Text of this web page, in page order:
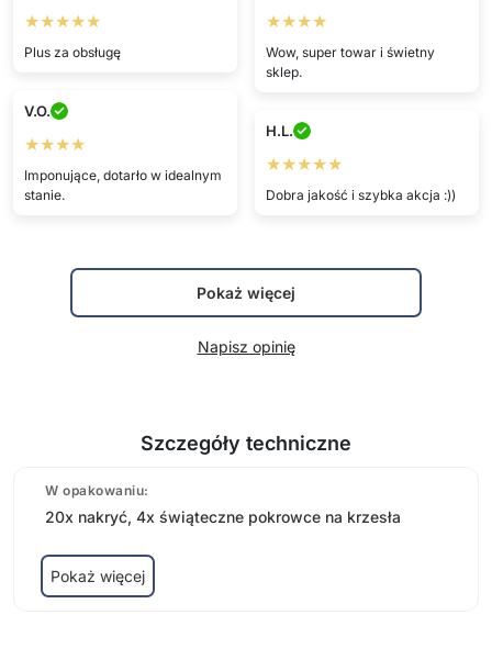
★★★★★
Plus za obsługę
★★★★
Wow, super towar i świetny
sklep.
V.O.
★★★★
Imponujące, dotarło w idealnym
stanie.
H.L.
★★★★★
Dobra jakość i szybka akcja :))
Pokaż więcej
Napisz opinię
Szczegóły techniczne
W opakowaniu:
20x nakryć, 4x świąteczne pokrowce na krzesła
Pokaż więcej